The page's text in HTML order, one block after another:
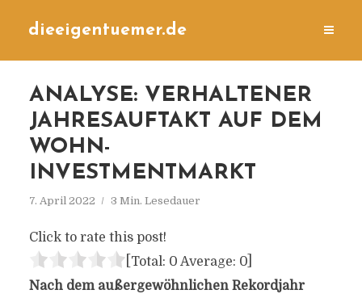
dieeigentuemer.de
ANALYSE: VERHALTENER
JAHRESAUFTAKT AUF DEM
WOHN-
INVESTMENTMARKT
7. April 2022 3 Min. Lesedauer
Click to rate this post!
[Total: 0 Average: 0]
Nach dem außergewöhnlichen Rekordjahr